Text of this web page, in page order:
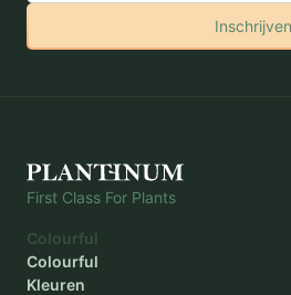
Inschrijven
First Class For Plants
Colourful
Colourful
Kleuren